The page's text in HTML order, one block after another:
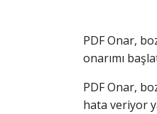
PDF Onar,
onarımı
PDF Onar,
hata veriyor